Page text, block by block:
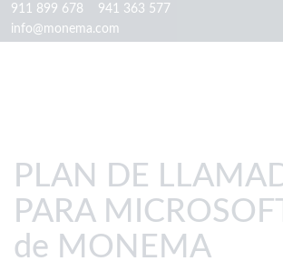
911 899 678
941 363 577
info@monema.com
PLAN DE
PARA
de MONEMA